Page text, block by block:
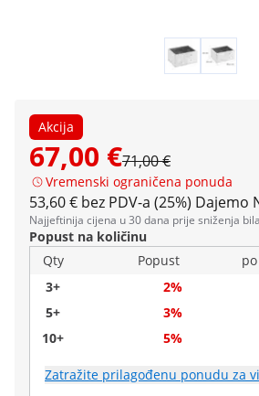
Akcija
67,00 €71,00 €
Vremenski ograničena ponuda
53,60 € bez PDV-a (25%) Dajemo
Najjeftinija cijena u 30 dana prije sniženja
Popust na količinu
Qty
Popust
3+
2%
5+
3%
10+
5%
Zatražite prilagođenu ponudu za